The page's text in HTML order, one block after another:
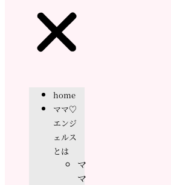
home
ママ♡
エンジ
ェルス
とは
マ
マ